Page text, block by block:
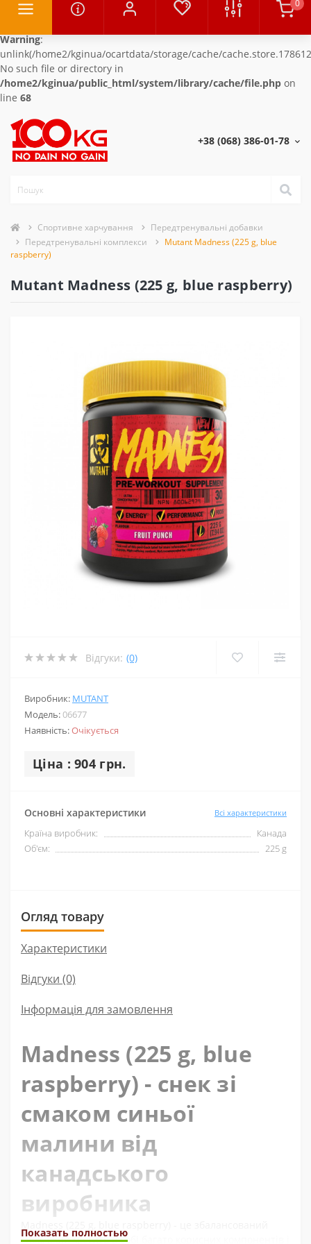
Warning:
unlink(/home2/kginua/ocartdata/storage/cache/
No such file or directory in
/home2/kginua/public_html/system/library/cache/file.php on
line 68
0
+38 (068) 386-01-78
Спортивне харчування
Передтренувальні добавки
Передтренувальні комплекси
Mutant Madness (225 g, blue
raspberry)
Mutant Madness (225 g, blue raspberry)
Відгуки: (0)
Виробник: MUTANT
Модель:06677
Наявність:Очікується
Ціна : 904 грн.
Основні характеристики Всі характеристики
Країна виробник:
Канада
Об'єм:
225 g
Огляд товару
Характеристики
Відгуки (0)
Інформація для замовлення
Madness (225 g, blue
raspberry) - снек зі
смаком синьої
малини від
канадського
виробника
снек, який містить в собі багато корисних компонентів і
Показать полностью